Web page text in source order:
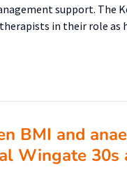
support. The
in their role
BMI and
Wingate 30s